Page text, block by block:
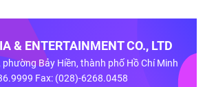
& ENTERTAINMENT CO., LTD
phường Bảy Hiền, thành phố Hồ Chí Minh
Fax: (028)-6268.0458